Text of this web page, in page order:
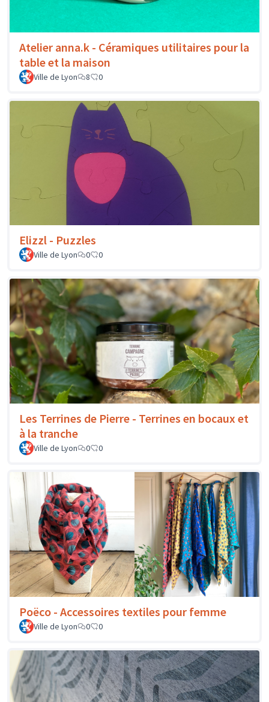
Atelier anna.k - Céramiques utilitaires pour la
table et la maison
Ville de Lyon 8 0
Elizzl - Puzzles
Ville de Lyon 0 0
Les Terrines de Pierre - Terrines en bocaux et
à la tranche
Ville de Lyon 0 0
Poëco - Accessoires textiles pour femme
Ville de Lyon 0 0